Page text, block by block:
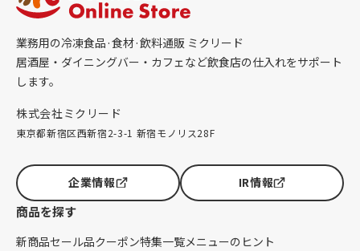
業務用の冷凍食品·食材·飲料通販 ミクリード
居酒屋・ダイニングバー・カフェなど飲食店の仕入れをサポート
します。
株式会社ミクリード
東京都新宿区西新宿2-3-1 新宿モノリス28F
企業情報 IR情報
商品を探す
新商品セール品クーポン特集一覧メニューのヒント